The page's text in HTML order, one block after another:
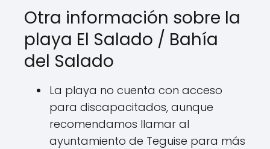
Otra información sobre la
playa El Salado / Bahía
del Salado
La playa no cuenta con acceso
para discapacitados, aunque
recomendamos llamar al
ayuntamiento de Teguise para más